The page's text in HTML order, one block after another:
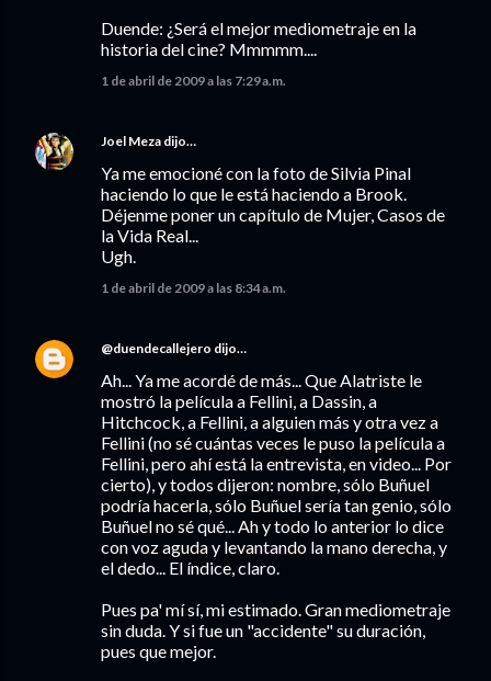
Duende: ¿Será el mejor mediometraje en la
historia del cine? Mmmmm....
1 de abril de 2009 a las 7:29 a.m.
Joel Meza dijo…
Ya me emocioné con la foto de Silvia Pinal
haciendo lo que le está haciendo a Brook.
Déjenme poner un capítulo de Mujer, Casos de
la Vida Real...
Ugh.
1 de abril de 2009 a las 8:34 a.m.
@duendecallejero dijo…
Ah... Ya me acordé de más... Que Alatriste le
mostró la película a Fellini, a Dassin, a
Hitchcock, a Fellini, a alguien más y otra vez a
Fellini (no sé cuántas veces le puso la película a
Fellini, pero ahí está la entrevista, en video... Por
cierto), y todos dijeron: nombre, sólo Buñuel
podría hacerla, sólo Buñuel sería tan genio, sólo
Buñuel no sé qué... Ah y todo lo anterior lo dice
con voz aguda y levantando la mano derecha, y
el dedo... El índice, claro.
Pues pa' mí sí, mi estimado. Gran mediometraje
sin duda. Y si fue un "accidente" su duración,
pues que mejor.